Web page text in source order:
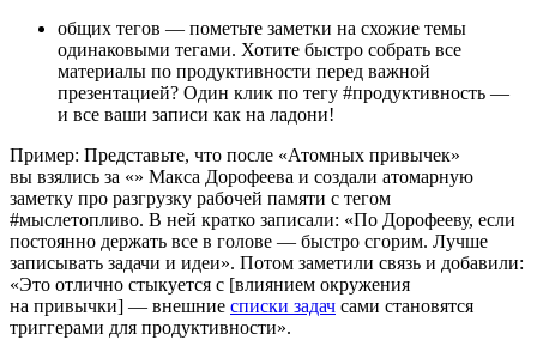
общих тегов — пометьте заметки на схожие темы
одинаковыми тегами. Хотите быстро собрать все
материалы по продуктивности перед важной
презентацией? Один клик по тегу #продуктивность —
и все ваши записи как на ладони!
Пример: Представьте, что после «Атомных привычек»
вы взялись за «» Макса Дорофеева и создали атомарную
заметку про разгрузку рабочей памяти с тегом
#мыслетопливо. В ней кратко записали: «По Дорофееву, если
постоянно держать все в голове — быстро сгорим. Лучше
записывать задачи и идеи». Потом заметили связь и добавили:
«Это отлично стыкуется с [влиянием окружения
на привычки] — внешние списки задач сами становятся
триггерами для продуктивности».